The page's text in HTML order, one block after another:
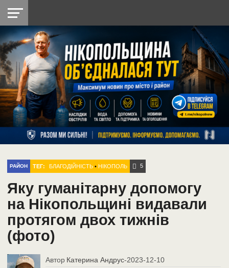
НІКОПОЛЬ
РАЙОН
СІЧЕСЛАВСЬКА
УКРАЇНА
РЕТРО
НІКОПОЛЬ
ЛАЙТ
УКРАЇНА
ДОПОМОГА
РАДІО
РАЙОН ТЕГ: БЛАГОДІЙНІСТЬ •НІКОПОЛЬ 5
Яку гуманітарну допомогу
на Нікопольщині видавали
протягом двох тижнів
(фото)
Автор Катерина Андрус-2023-12-10